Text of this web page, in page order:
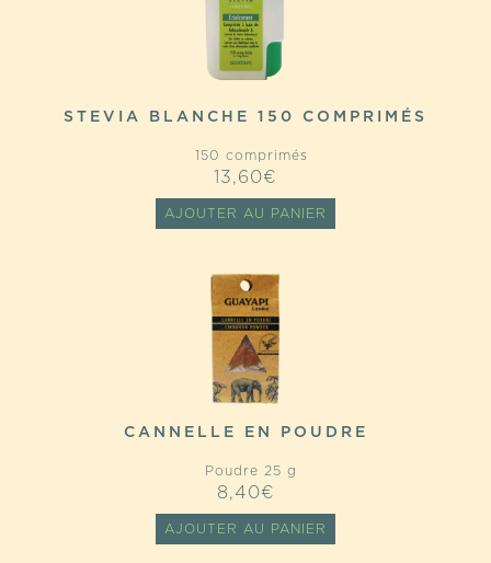
STEVIA BLANCHE 150 COMPRIMÉS
150 comprimés
13,60€
AJOUTER AU PANIER
CANNELLE EN POUDRE
Poudre 25 g
8,40€
AJOUTER AU PANIER